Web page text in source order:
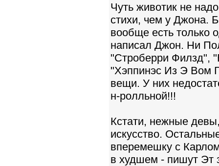
Чуть животик не
стихи, чем у Джона.
вообще есть только
написал Джон. Ни
"Строберри Филзд",
"Хэппинэс Из Э Вом
вещи. У них
н-ролльной!!!
Кстати, нежные
искусство.
вперемешку с
в худшем - пишут Эт